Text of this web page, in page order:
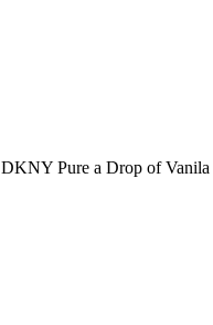
DKNY Pure a Drop of Vanila